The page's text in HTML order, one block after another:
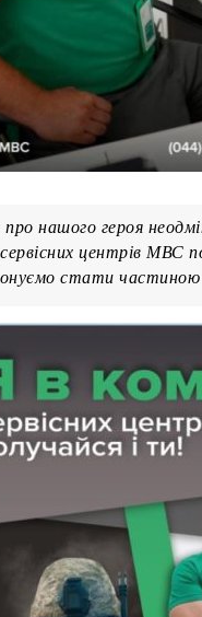
нашого героя
центрів МВС
стати